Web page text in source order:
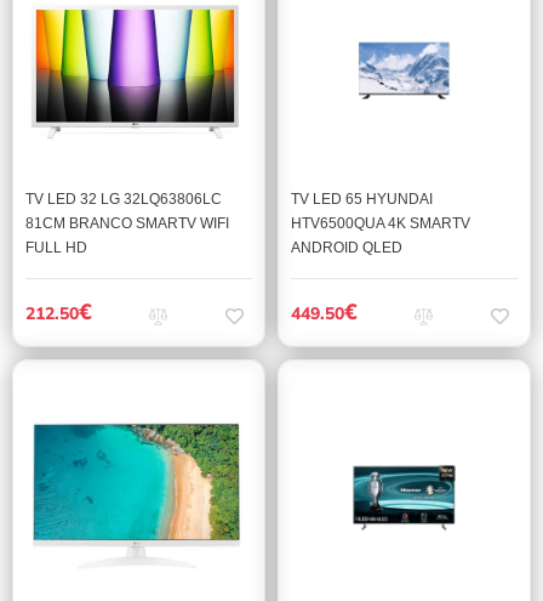
TV LED 32 LG 32LQ63806LC
81CM BRANCO SMARTV WIFI
FULL HD
212.50€
TV LED 65 HYUNDAI
HTV6500QUA 4K SMARTV
ANDROID QLED
449.50€